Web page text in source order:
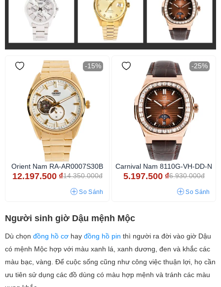
-15%
Orient Nam RA-AR0007S30B
12.197.500 ₫14.350.000đ
So Sánh
-25%
Carnival Nam 8110G-VH-DD-N
5.197.500 ₫6.930.000đ
So Sánh
Người sinh giờ Dậu mệnh Mộc
Dù chọn đồng hồ cơ hay đồng hồ pin thì người ra đời vào giờ Dậu
có mệnh Mộc hợp với màu xanh lá, xanh dương, đen và khắc các
màu bạc, vàng. Để cuộc sống cũng như công việc thuận lợi, họ cần
ưu tiên sử dụng các đồ dùng có màu hợp mệnh và tránh các màu